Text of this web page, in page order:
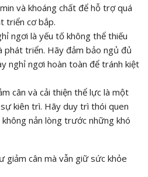
và khoáng chất để hỗ trợ quá
triển cơ bắp.
ngơi là yếu tố không thể thiếu
phát triển. Hãy đảm bảo ngủ đủ
nghỉ ngơi hoàn toàn để tránh kiệt
cân và cải thiện thể lực là một
kiên trì. Hãy duy trì thói quen
nản lòng trước những khó
giảm cân mà vẫn giữ sức khỏe